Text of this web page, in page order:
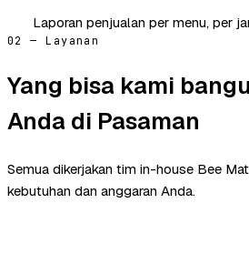
Laporan penjualan per menu, per
02 — Layanan
Yang bisa kami
Anda di Pasaman
Semua dikerjakan tim in-house Bee
kebutuhan dan anggaran Anda.